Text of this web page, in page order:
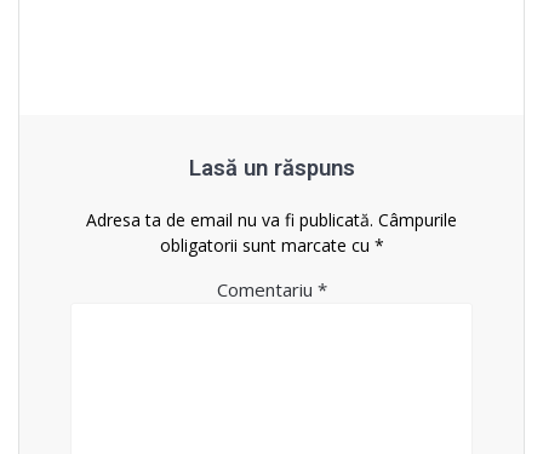
Lasă un răspuns
Adresa ta de email nu va fi publicată. Câmpurile
obligatorii sunt marcate cu *
Comentariu *